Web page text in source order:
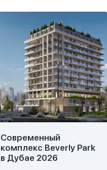
Современный
комплекс Beverly Park
в Дубае 2026